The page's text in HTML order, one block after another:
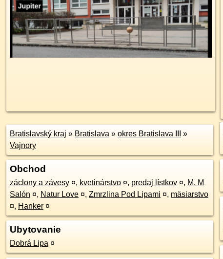
Bratislavský kraj » Bratislava » okres Bratislava III
»
Vajnory
Obchod
záclony a závesy ¤, kvetinárstvo ¤, predaj lístkov ¤, M. M
Salón ¤, Natur Love ¤, Zmrzlina Pod Lipami ¤, mäsiarstvo
¤, Hanker ¤
Ubytovanie
Dobrá Lipa ¤